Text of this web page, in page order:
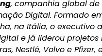
, companhia global
Digital. Formado
na Itália, o executivo
e já liderou projetos
Nestlé, Volvo e Pfizer,